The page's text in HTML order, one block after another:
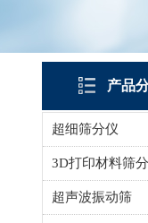
产品
超细筛分仪
3D打印材料筛
超声波振动筛